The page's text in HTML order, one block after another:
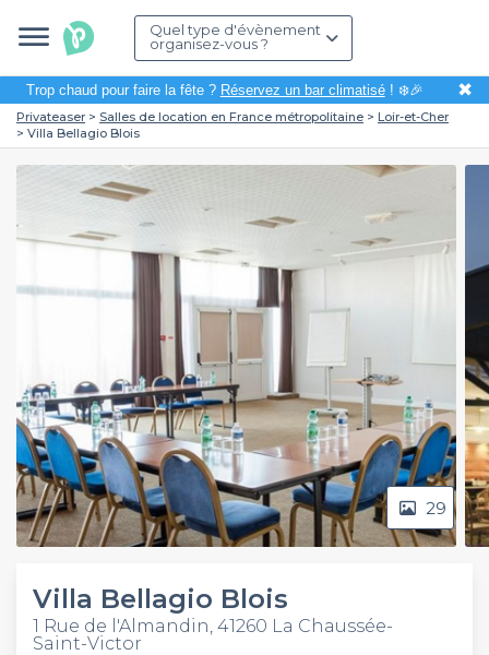
Quel type d'évènement
organisez-vous ?
Trop chaud pour faire la fête ? Réservez un bar climatisé! ❄️🎉 ✖
Privateaser Salles de location en France métropolitaine
Loir-et-Cher
Villa Bellagio Blois
29
Villa Bellagio Blois
1 Rue de l'Almandin, 41260 La Chaussée-
Saint-Victor